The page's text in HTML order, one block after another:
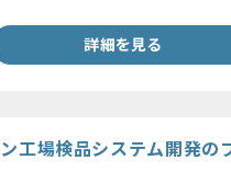
詳細を見る
工場検品システム開発の